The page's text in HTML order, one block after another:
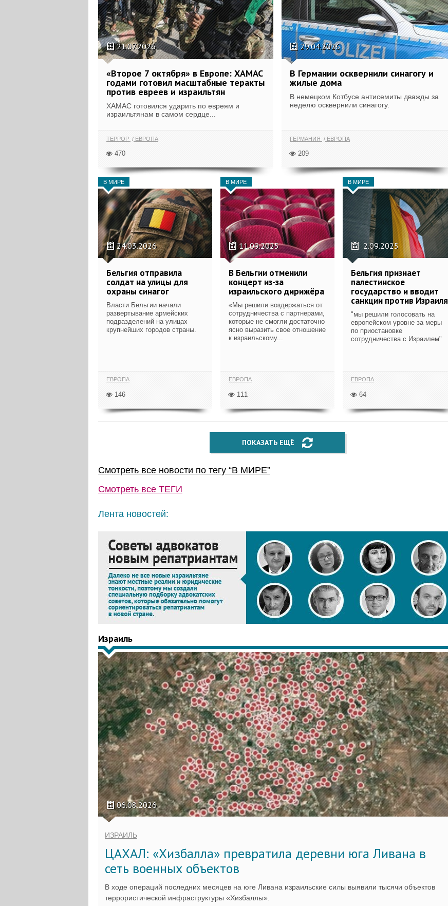
21.07.2026
«Второе 7 октября» в Европе: ХАМАС
годами готовил масштабные теракты
против евреев и израильтян
ХАМАС готовился ударить по евреям и
израильтянам в самом сердце...
ТЕРРОР ЕВРОПА
470
29.04.2026
В Германии осквернили синагогу и
жилые дома
В немецком Котбусе антисемиты дважды за
неделю осквернили синагогу.
ГЕРМАНИЯ ЕВРОПА
209
В МИРЕ
24.03.2026
Бельгия отправила
солдат на улицы для
охраны синагог
Власти Бельгии начали
развертывание армейских
подразделений на улицах
крупнейших городов страны.
ЕВРОПА
146
В МИРЕ
11.09.2025
В Бельгии отменили
концерт из-за
израильского дирижёра
«Мы решили воздержаться от
сотрудничества с партнерами,
которые не смогли достаточно
ясно выразить свое отношение
к израильскому...
ЕВРОПА
111
В МИРЕ
2.09.2025
Бельгия признает
палестинское
государство и вводит
санкции против Израиля
"мы решили голосовать на
европейском уровне за меры
по приостановке
сотрудничества с Израилем"
ЕВРОПА
64
ПОКАЗАТЬ ЕЩЁ
Смотреть все новости по тегу “В МИРЕ”
Смотреть все ТЕГИ
Лента новостей:
Израиль
06.08.2026
ИЗРАИЛЬ
ЦАХАЛ: «Хизбалла» превратила деревни юга Ливана в
сеть военных объектов
В ходе операций последних месяцев на юге Ливана израильские силы выявили тысячи объектов
террористической инфраструктуры «Хизбаллы».